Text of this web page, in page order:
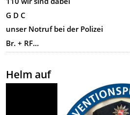
G D C
unser Notruf bei der Polizei
Br. + RF…
Helm auf